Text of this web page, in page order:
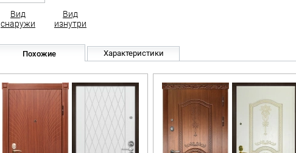
Вид
снаружи
Вид
изнутри
Похожие Характеристики